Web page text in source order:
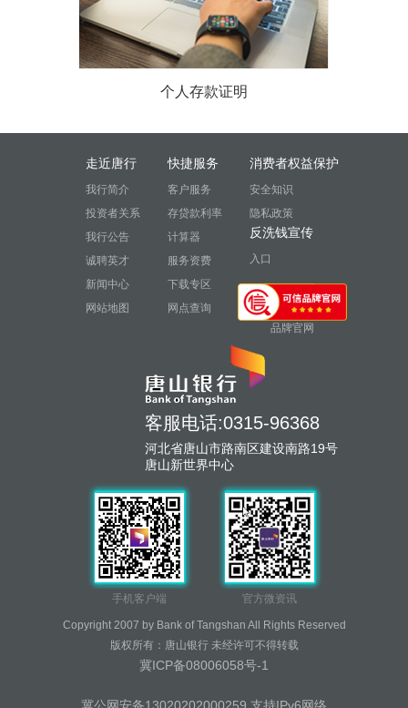
人的申请（自费留学、国外移
民、探亲、境外旅游等需
要），证明其在开出“存款证...
了解详情
个人存款证明
客服电话:0315-96368
河北省唐山市路南区建设南路19号
唐山新世界中心
手机客户端 官方微资讯
Copyright 2007 by Bank of Tangshan All Rights Reserved
版权所有：唐山银行 未经许可不得转载
冀ICP备08006058号-1
走近唐行
我行简介
投资者关系
我行公告
诚聘英才
新闻中心
网站地图
快捷服务
客户服务
存贷款利率
计算器
服务资费
下载专区
网点查询
消费者权益保护
安全知识
隐私政策
反洗钱宣传
入口
品牌官网